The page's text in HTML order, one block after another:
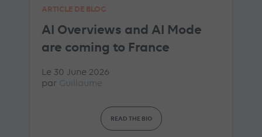
ARTICLE DE BLOG
AI Overviews and AI Mode
are coming to France
Le 30 June 2026
par Guillaume
READ THE BIO